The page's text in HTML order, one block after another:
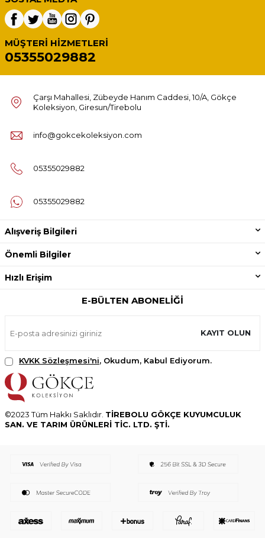
MÜŞTERI HIZMETLERI
05355029882
Çarşı Mahallesi, Zübeyde Hanım Caddesi, 10/A, Gökçe
Koleksiyon, Giresun/Tirebolu
info@gokcekoleksiyon.com
05355029882
05355029882
Alışveriş Bilgileri
Önemli Bilgiler
Hızlı Erişim
E-BÜLTEN ABONELIĞI
KAYIT OLUN
KVKK Sözleşmesi'ni, Okudum, Kabul Ediyorum.
©2023 Tüm Hakkı Saklıdır. TİREBOLU GÖKÇE KUYUMCULUK
SAN. VE TARIM ÜRÜNLERİ TİC. LTD. ŞTİ.